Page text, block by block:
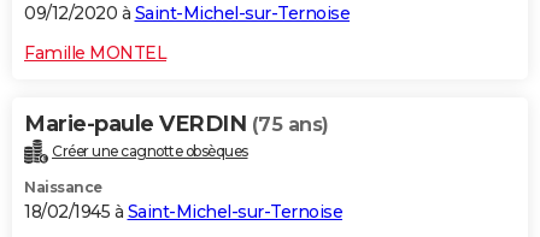
09/12/2020 à Saint-Michel-sur-Ternoise
Famille MONTEL
Marie-paule VERDIN (75 ans)
Créer une cagnotte obsèques
Naissance
18/02/1945 à Saint-Michel-sur-Ternoise